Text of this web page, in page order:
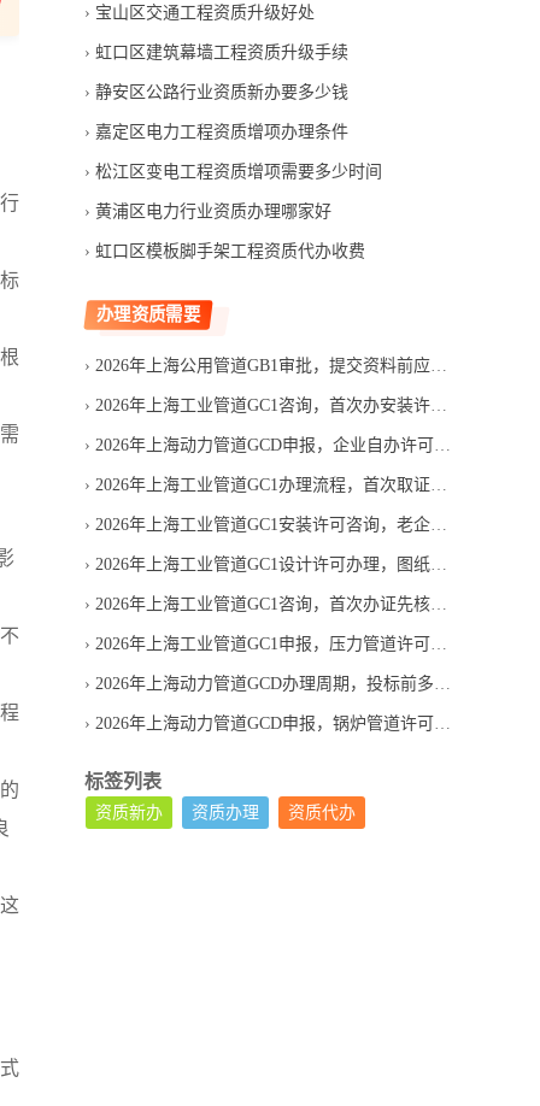
宝山区交通工程资质升级好处
虹口区建筑幕墙工程资质升级手续
静安区公路行业资质新办要多少钱
嘉定区电力工程资质增项办理条件
松江区变电工程资质增项需要多少时间
黄浦区电力行业资质办理哪家好
虹口区模板脚手架工程资质代办收费
办理资质需要
2026年上海公用管道GB1审批，提交资料前应完成哪些自查
2026年上海工业管道GC1咨询，首次办安装许可应找哪家机构
2026年上海动力管道GCD申报，企业自办许可容易遗漏哪些环节
2026年上海工业管道GC1办理流程，首次取证现场评审查什么
2026年上海工业管道GC1安装许可咨询，老企业新办要补哪些资料
2026年上海工业管道GC1设计许可办理，图纸人员条件怎么核查
2026年上海工业管道GC1咨询，首次办证先核查哪些条件
2026年上海工业管道GC1申报，压力管道许可条件怎么核验
2026年上海动力管道GCD办理周期，投标前多久启动合适
2026年上海动力管道GCD申报，锅炉管道许可审核要点
标签列表
资质新办 资质办理 资质代办